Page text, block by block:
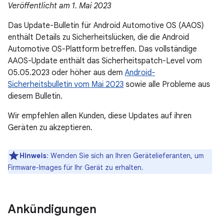
Veröffentlicht am 1. Mai 2023
Das Update-Bulletin für Android Automotive OS (AAOS)
enthält Details zu Sicherheitslücken, die die Android
Automotive OS-Plattform betreffen. Das vollständige
AAOS-Update enthält das Sicherheitspatch-Level vom
05.05.2023 oder höher aus dem Android-
Sicherheitsbulletin vom Mai 2023 sowie alle Probleme aus
diesem Bulletin.
Wir empfehlen allen Kunden, diese Updates auf ihren
Geräten zu akzeptieren.
Hinweis: Wenden Sie sich an Ihren Gerätelieferanten, um
Firmware-Images für Ihr Gerät zu erhalten.
Ankündigungen